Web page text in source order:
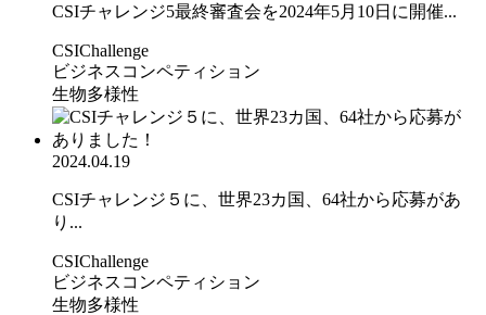
CSIチャレンジ5最終審査会を2024年5月10日に開催...
CSIChallenge
ビジネスコンペティション
生物多様性
2024.04.19
CSIチャレンジ５に、世界23カ国、64社から応募があ
り...
CSIChallenge
ビジネスコンペティション
生物多様性